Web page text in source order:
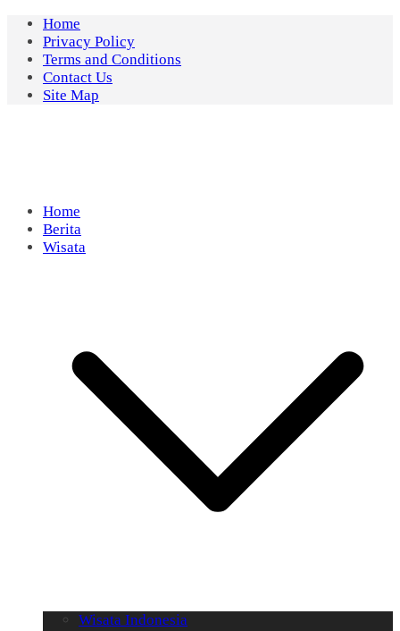
Skip
content
Home
Privacy Policy
Terms and Conditions
Contact Us
Site Map
Home
Berita
Wisata
Wisata Indonesia